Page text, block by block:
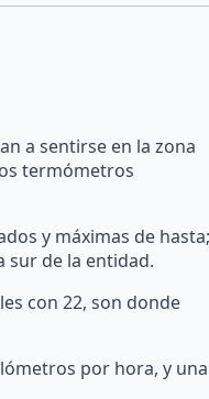
a sentirse en la zona
termómetros
y máximas de hasta;
sur de la entidad.
con 22, son donde
por hora, y una